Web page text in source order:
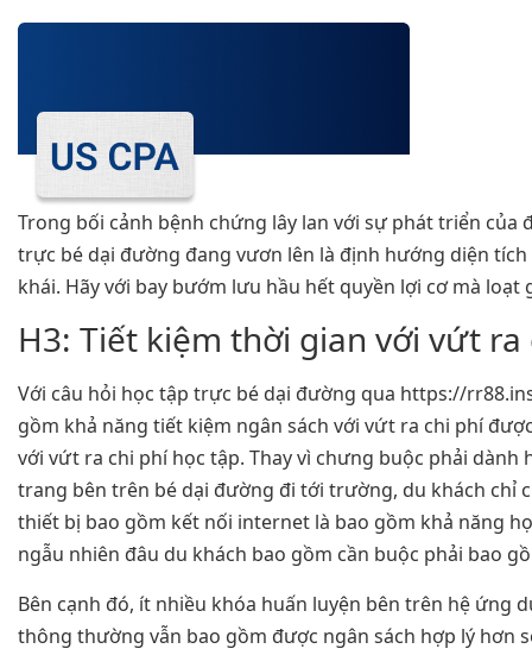
Trong bối cảnh bệnh chứng lây lan với sự phát triển của
trực bé dại đường đang vươn lên là định hướng diện tích
khái. Hãy với bay bướm lưu hầu hết quyền lợi cơ mà loạt
H3: Tiết kiệm thời gian với vứt ra
Với câu hỏi học tập trực bé dại đường qua https://
gồm khả năng tiết kiệm ngân sách với vứt ra chi phí
với vứt ra chi phí học tập. Thay vì chưng buộc phải dành
trang bên trên bé dại đường đi tới trường, du khách chỉ
thiết bị bao gồm kết nối internet là bao gồm khả năng
ngẫu nhiên đâu du khách bao gồm cần buộc phải bao
Bên cạnh đó, ít nhiều khóa huấn luyện bên trên hệ ứng
thông thường vẫn bao gồm được ngân sách hợp lý hơn